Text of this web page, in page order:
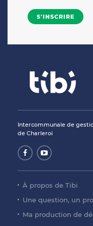
Intercommunale de
de Charleroi
À propos de Tibi
Une question, un
Ma production de